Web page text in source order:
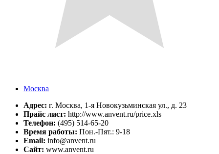
Москва
Адрес: г. Москва, 1-я Новокузьминская ул., д. 23
Прайс лист: http://www.anvent.ru/price.xls
Телефон: (495) 514-65-20
Время работы: Пон.-Пят.: 9-18
Email: info@anvent.ru
Сайт: www.anvent.ru